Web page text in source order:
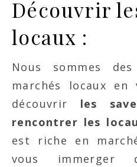
Découvrir
locaux :
Nous sommes
marchés locaux
découvrir les
rencontrer les
est riche en
vous immerger